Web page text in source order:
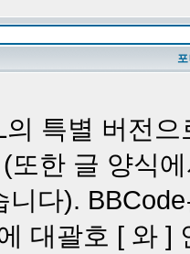
특별 버전
또한 글 양식
니다).
대괄호 [ 와 ]